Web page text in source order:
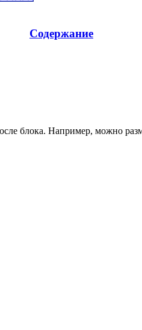
Содержание
блока. Например, можно